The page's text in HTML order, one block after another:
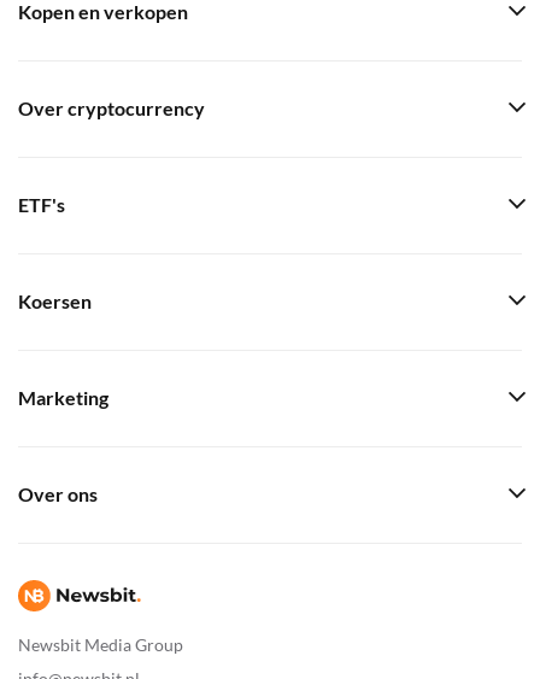
Newsbit Media Group
Kopen en verkopen
Over cryptocurrency
ETF's
Koersen
Marketing
Over ons